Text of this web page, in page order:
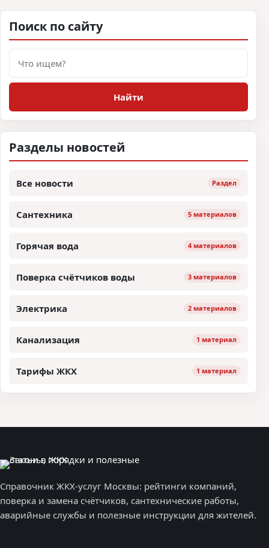
Поиск по сайту
Найти
Разделы новостей
Все новости Раздел
Сантехника 5 материалов
Горячая вода 4 материалов
Поверка счётчиков воды 3 материалов
Электрика 2 материалов
Канализация 1 материал
Тарифы ЖКХ 1 материал
Справочник ЖКХ-услуг Москвы: рейтинги компаний,
поверка и замена счётчиков, сантехнические работы,
аварийные службы и полезные инструкции для жителей.